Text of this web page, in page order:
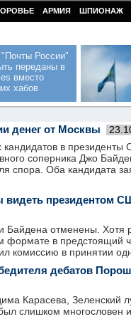
АРМИЯ ШПИОНАЖ
России"
переданы в
вместо
хабов
денег от Москвы
в президенты
соперника Джо
спора. Оба кандидата
видеть президентом
отменены. Хотя
формате в предстоящий
комиссию в принятии
дебатов
Карасева, Зеленский
слишком многословен